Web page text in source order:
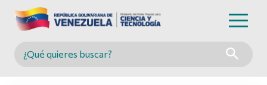
Buscar en MINCYT